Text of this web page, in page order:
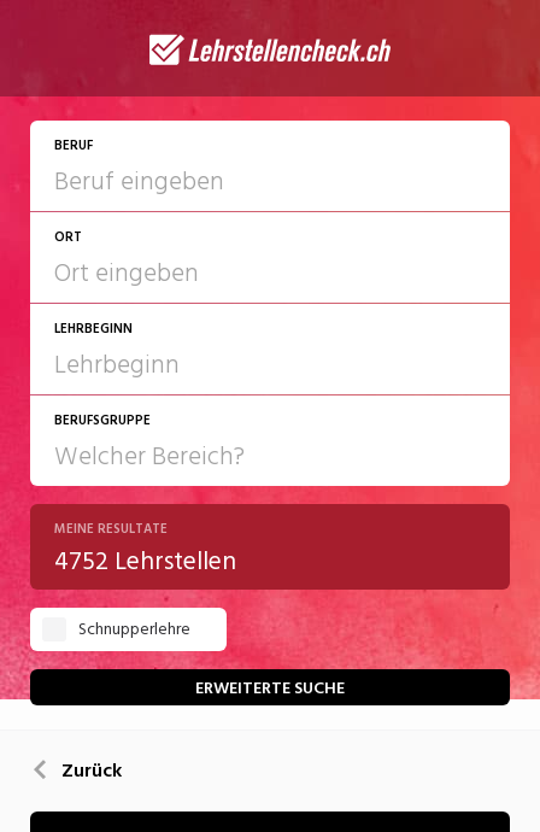
BERUF
ORT
LEHRBEGINN
2027
2028
BERUFSGRUPPE
Chemie/Pharma
Gastgewerbe
Gesundheit/Pflege/Soziales
Handwerk/Technik
Kultur
MEINE RESULTATE
4752 Lehrstellen
Schnupperlehre
ERWEITERTE SUCHE
Zurück